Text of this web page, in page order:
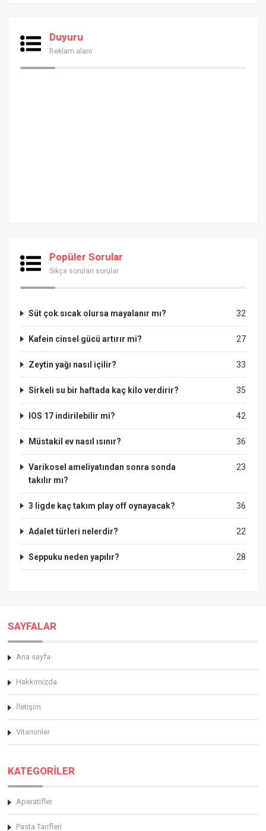
Duyuru
Reklam alanı
Popüler Sorular
Sıkça sorulan sorular
32
Süt çok sıcak olursa mayalanır mı?
27
Kafein cinsel gücü artırır mi?
33
Zeytin yağı nasıl içilir?
35
Sirkeli su bir haftada kaç kilo verdirir?
42
IOS 17 indirilebilir mi?
36
Müstakil ev nasıl ısınır?
23
Varikosel ameliyatından sonra sonda
takılır mı?
36
3 ligde kaç takım play off oynayacak?
22
Adalet türleri nelerdir?
28
Seppuku neden yapılır?
SAYFALAR
Ana sayfa
Hakkimizda
İletişim
Vitaminler
KATEGORİLER
Aperatifler
Pasta Tarifleri